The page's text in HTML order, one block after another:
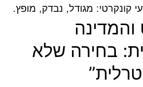
קונקרטי: מגודל, נבדק, מופץ.
והמדינה
בחירה שלא